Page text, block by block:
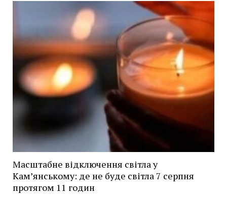
Масштабне відключення світла у
Кам’янському: де не буде світла 7 серпня
протягом 11 годин